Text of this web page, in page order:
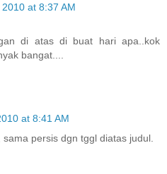
at 8:37 AM
di atas di buat hari apa..kok
bangat....
at 8:41 AM
persis dgn tggl diatas judul.